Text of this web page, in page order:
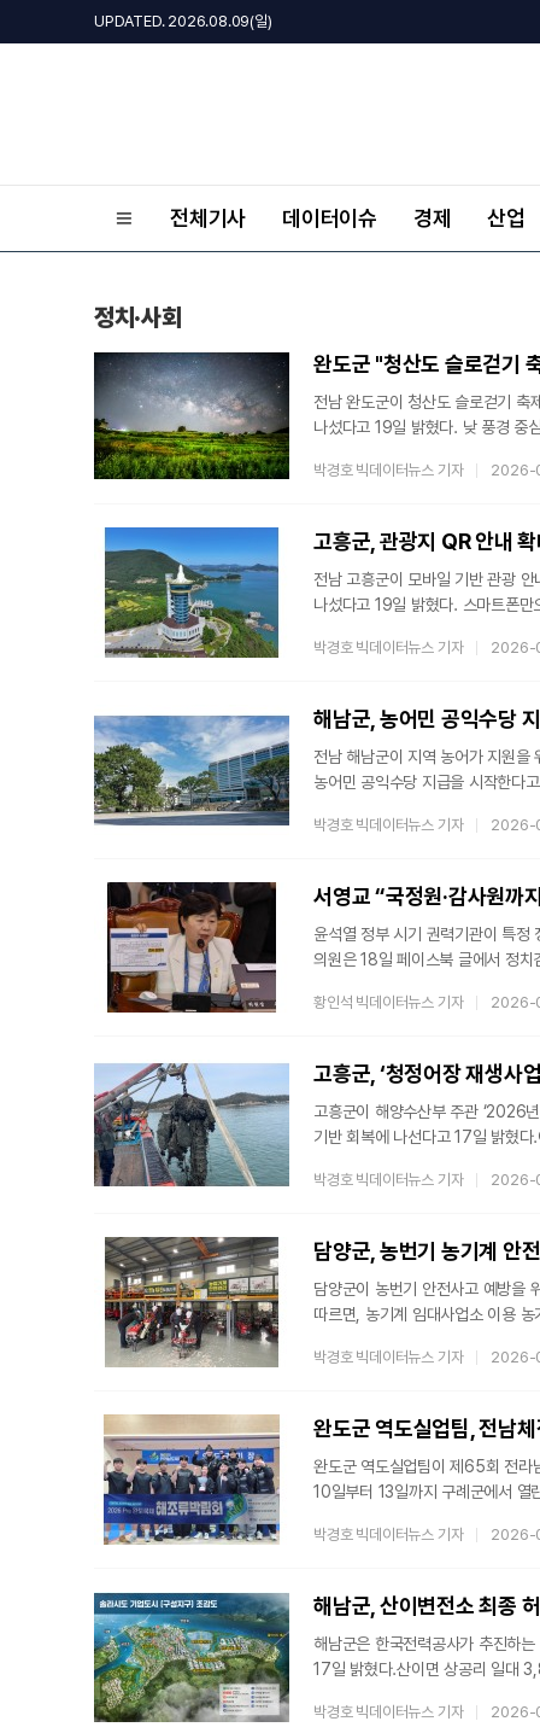
UPDATED. 2026.08.09(일)
전체기사 데이터이슈 경제 산업
정치·사회
완도군 "청산도 슬로걷기
전남 완도군이 청산도 슬로걷기 축
나섰다고 19일 밝혔다. 낮 풍경 중
체험이 운영된다. 인공 조명이 적
30분부터 서편제 촬영장 일원에
박경호 빅데이터뉴스 기자 2026-
고흥군, 관광지 QR 안내
전남 고흥군이 모바일 기반 관광
나섰다고 19일 밝혔다. 스마트폰
있도록 했다고 밝혔다. 코드를 스
동선을 짜는 데 도움을 주는 것이
박경호 빅데이터뉴스 기자 2026-
해남군, 농어민 공익수당
전남 해남군이 지역 농어가 지원
농어민 공익수당 지급을 시작한다
전달된다.수당은 주소지 관할 지역
빠르게 수령할 수 있다.이번 대상
경영주를
박경호 빅데이터뉴스 기자 2026-
서영교 “국정원·감사원까
윤석열 정부 시기 권력기관이 특정
의원은 18일 페이스북 글에서 정
국정조사 과정을 통해 윤석열 정권
움직인 구조적 문제라고 주장했다
황인석 빅데이터뉴스 기자 2026-
고흥군, ‘청정어장 재생사
고흥군이 해양수산부 주관 ‘2026
기반 회복에 나선다고 17일 밝혔다
해저 환경을 근본적으로 개선하는
환경을 회복하고 안정적인 생산 기
박경호 빅데이터뉴스 기자 2026-
담양군, 농번기 농기계 안
담양군이 농번기 안전사고 예방을
따르면, 농기계 임대사업소 이용
실질적인 사고 예방 효과를 높이고
임대사업은 지난해 약 6천 농가가
박경호 빅데이터뉴스 기자 2026-
완도군 역도실업팀, 전남
완도군 역도실업팀이 제65회 전라
10일부터 13일까지 구례군에서 열
체급별로는 김동민(67kg급), 강
이루며 최상의 결과를 만들어냈다
박경호 빅데이터뉴스 기자 2026-
해남군, 산이변전소 최종
해남군은 한국전력공사가 추진하
17일 밝혔다.산이면 상공리 일대
예정이다.이번 변전소 건립은 국가
박경호 빅데이터뉴스 기자 2026-